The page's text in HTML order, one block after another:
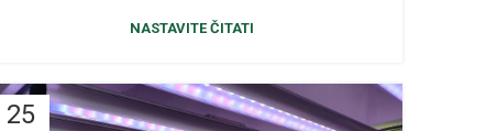
NASTAVITE ČITATI
25